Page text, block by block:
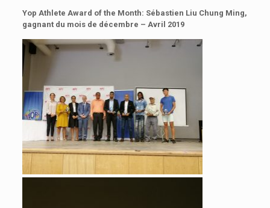
Yop Athlete Award of the Month: Sébastien Liu Chung Ming,
gagnant du mois de décembre – Avril 2019